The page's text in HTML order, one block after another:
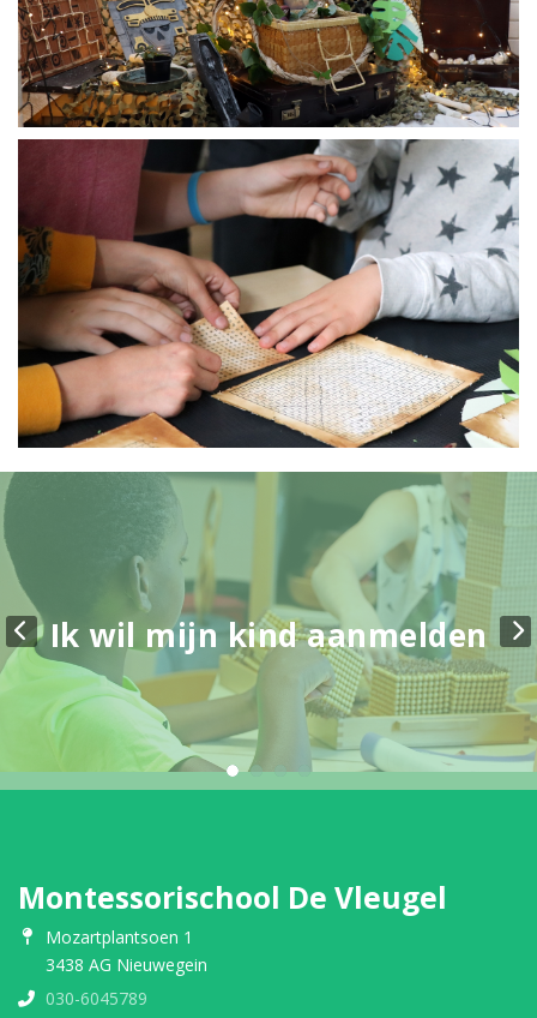
Ik wil mijn kind aanmelden
Montessorischool De Vleugel
Mozartplantsoen 1
3438 AG Nieuwegein
030-6045789